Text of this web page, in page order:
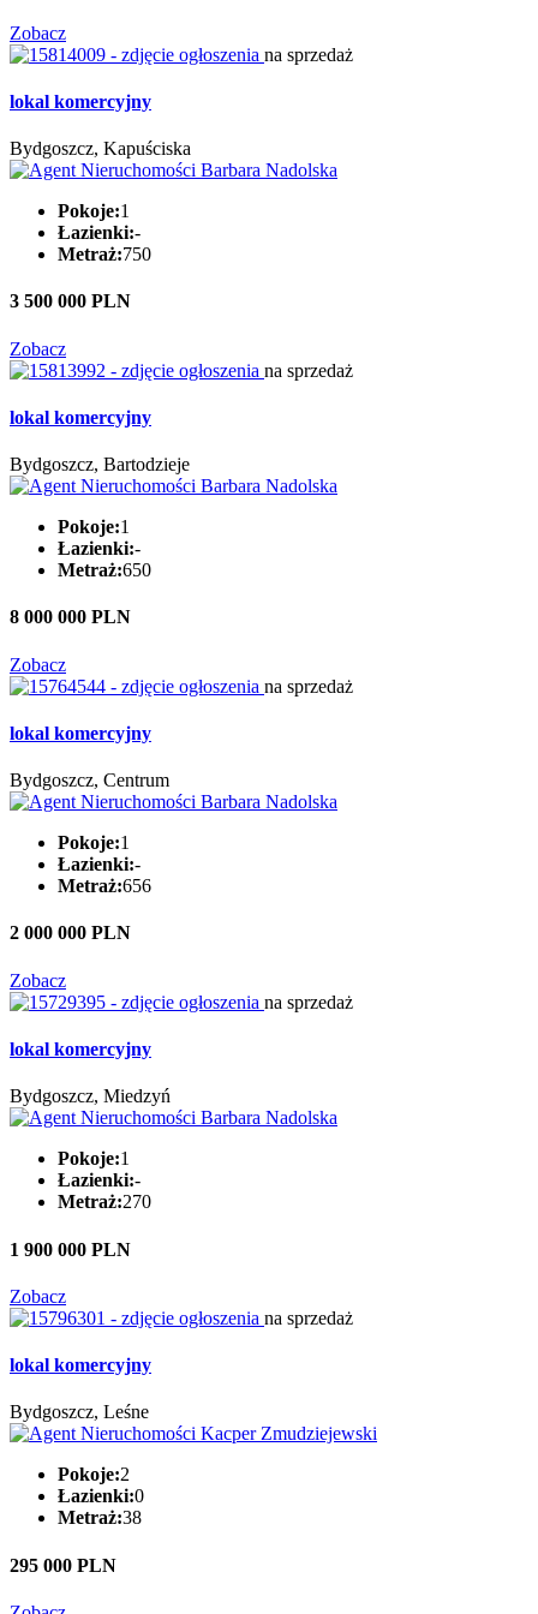
Zobacz
na sprzedaż
lokal komercyjny
Bydgoszcz, Kapuściska
Pokoje:1
Łazienki:-
Metraż:750
3 500 000 PLN
Zobacz
na sprzedaż
lokal komercyjny
Bydgoszcz, Bartodzieje
Pokoje:1
Łazienki:-
Metraż:650
8 000 000 PLN
Zobacz
na sprzedaż
lokal komercyjny
Bydgoszcz, Centrum
Pokoje:1
Łazienki:-
Metraż:656
2 000 000 PLN
Zobacz
na sprzedaż
lokal komercyjny
Bydgoszcz, Miedzyń
Pokoje:1
Łazienki:-
Metraż:270
1 900 000 PLN
Zobacz
na sprzedaż
lokal komercyjny
Bydgoszcz, Leśne
Pokoje:2
Łazienki:0
Metraż:38
295 000 PLN